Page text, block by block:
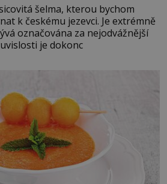
šelma, kterou bychom
k českému jezevci. Je extrémně
označována za nejodvážnější
je dokonc